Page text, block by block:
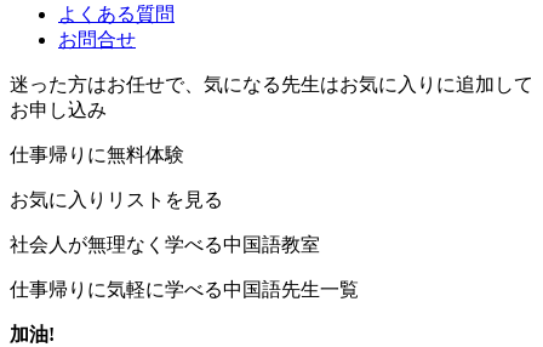
よくある質問
お問合せ
迷った方はお任せで、気になる先生はお気に入りに追加して
お申し込み
仕事帰りに無料体験
お気に入りリストを見る
社会人が無理なく学べる中国語教室
仕事帰りに気軽に学べる中国語先生一覧
加油!